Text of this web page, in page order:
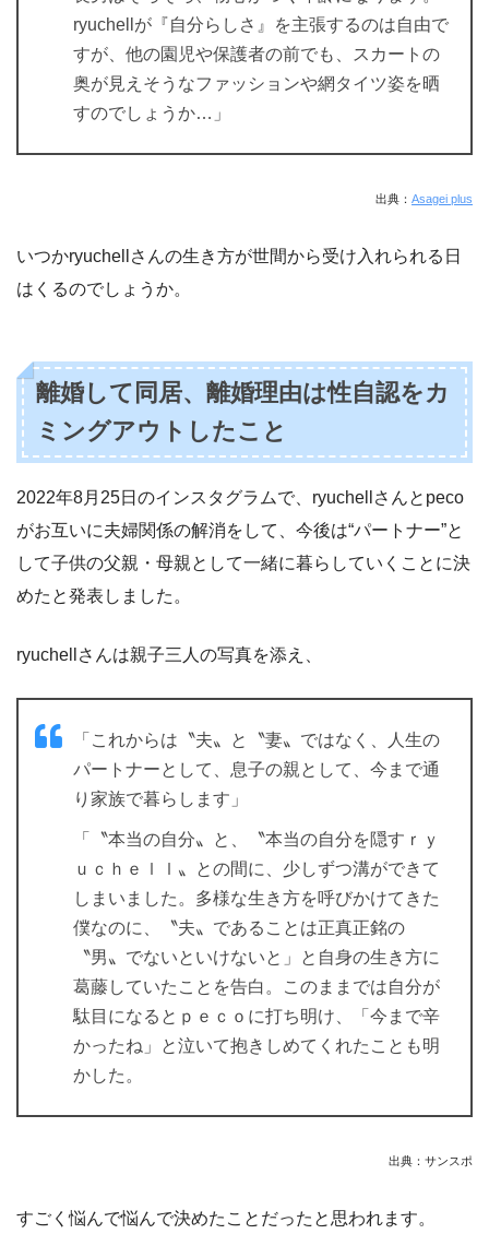
ryuchellが『自分らしさ』を主張するのは自由で
すが、他の園児や保護者の前でも、スカートの
奥が見えそうなファッションや網タイツ姿を晒
すのでしょうか…」
出典： Asagei plus
いつかryuchellさんの生き方が世間から受け入れられる日
はくるのでしょうか。
離婚して同居、離婚理由は性自認をカ
ミングアウトしたこと
2022年8月25日のインスタグラムで、ryuchellさんとpeco
がお互いに夫婦関係の解消をして、今後は“パートナー”と
して子供の父親・母親として一緒に暮らしていくことに決
めたと発表しました。
ryuchellさんは親子三人の写真を添え、
「これからは〝夫〟と〝妻〟ではなく、人生の
パートナーとして、息子の親として、今まで通
り家族で暮らします」
「〝本当の自分〟と、〝本当の自分を隠すｒｙ
ｕｃｈｅｌｌ〟との間に、少しずつ溝ができて
しまいました。多様な生き方を呼びかけてきた
僕なのに、〝夫〟であることは正真正銘の
〝男〟でないといけないと」と自身の生き方に
葛藤していたことを告白。このままでは自分が
駄目になるとｐｅｃｏに打ち明け、「今まで辛
かったね」と泣いて抱きしめてくれたことも明
かした。
出典：サンスポ
すごく悩んで悩んで決めたことだったと思われます。